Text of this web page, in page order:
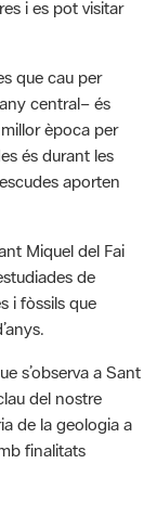
i es pot visitar
que cau per
central– és
època per
és durant les
aporten
Miquel del Fai
de
i fòssils que
s’observa a Sant
del nostre
de la geologia a
finalitats